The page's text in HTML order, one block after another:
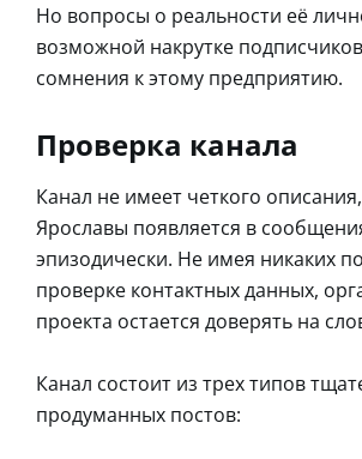
Но вопросы о реальности её
возможной накрутке
сомнения к этому предприятию.
Проверка канала
Канал не имеет четкого
Ярославы появляется в
эпизодически. Не имея никаких
проверке контактных данных,
проекта остается доверять на
Канал состоит из трех типов
продуманных постов: